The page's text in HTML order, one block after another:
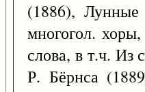
(1886),
многогол.
слова, в т.ч. Из
Р. Бёрнса